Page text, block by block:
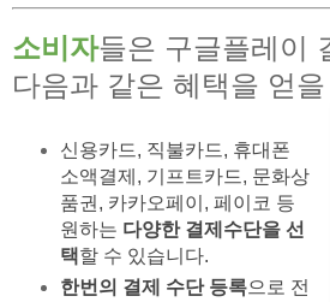
소비자들은 구글플레이
다음과 같은 혜택을 얻
신용카드, 직불카드, 휴대폰
소액결제, 기프트카드, 문화상
품권, 카카오페이, 페이코 등
원하는 다양한 결제수단을 선
택할 수 있습니다.
한번의 결제 수단 등록으로 전